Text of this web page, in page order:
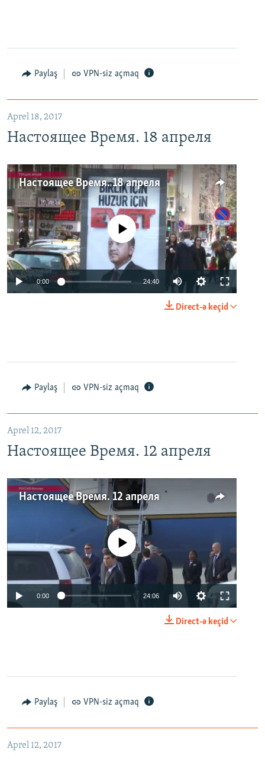
Paylaş VPN-siz açmaq
Aprel 18, 2017
Настоящее Время. 18 апреля
Настоящее Время. 18 апреля
No media source currently available
0:00 24:40
Direct-ə keçid
Paylaş VPN-siz açmaq
Aprel 12, 2017
Настоящее Время. 12 апреля
Настоящее Время. 12 апреля
No media source currently available
0:00 24:06
Direct-ə keçid
Paylaş VPN-siz açmaq
Aprel 12, 2017